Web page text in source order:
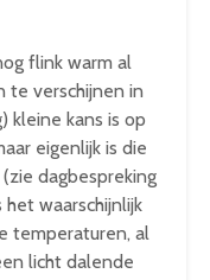
flink warm al
te verschijnen in
kleine kans is op
eigenlijk is die
dagbespreking
waarschijnlijk
temperaturen, al
licht dalende